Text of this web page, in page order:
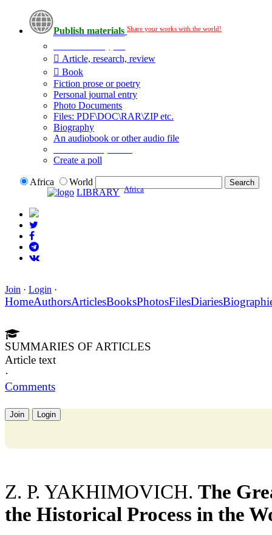
Publish materials Share your works with the world!
Article, research, review
Book
Fiction prose or poetry
Personal journal entry
Photo Documents
Files: PDF\DOC\RAR\ZIP etc.
Biography
An audiobook or other audio file
Create a poll
Africa
World
LIBRARY Africa
Join · Login ·
HomeAuthorsArticlesBooksPhotosFilesDiaries
SUMMARIES OF ARTICLES
Article text
·
Comments
Join Login
Z. P. YAKHIMOVICH. The
the Historical Process in the